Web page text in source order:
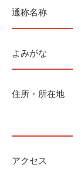
通称名称
よみがな
住所・所在地
アクセス